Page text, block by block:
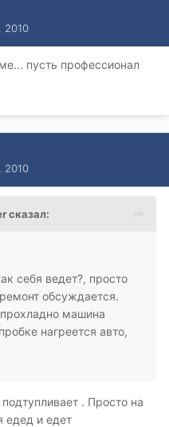
2010
пусть профессионал
2010
сказал:
себя ведет?, просто
обсуждается.
машина
нагреется авто,
. Просто на
едед и едет